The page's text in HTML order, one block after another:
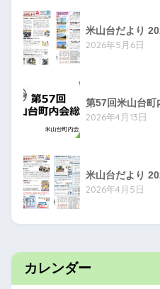
米山台だより
2026年5月6日
第57回米山台町
2026年4月13日
米山台だより
2026年4月5日
カレンダー